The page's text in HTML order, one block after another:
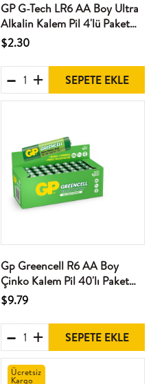
GP G-Tech LR6 AA Boy Ultra
Alkalin Kalem Pil 4'lü Paket
GP15AU-U4
$2.30
SEPETE EKLE
Gp Greencell R6 AA Boy
Çinko Kalem Pil 40'lı Paket
GP15G-2S4
$9.79
SEPETE EKLE
Ücretsiz
Kargo